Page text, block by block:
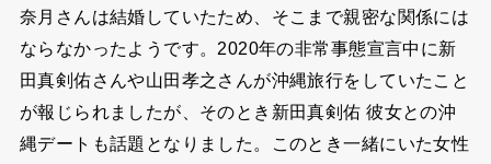
奈月さんは結婚していたため、そこまで親密な関係には
ならなかったようです。2020年の非常事態宣言中に新
田真剣佑さんや山田孝之さんが沖縄旅行をしていたこと
が報じられましたが、そのとき新田真剣佑 彼女との沖
縄デートも話題となりました。このとき一緒にいた女性